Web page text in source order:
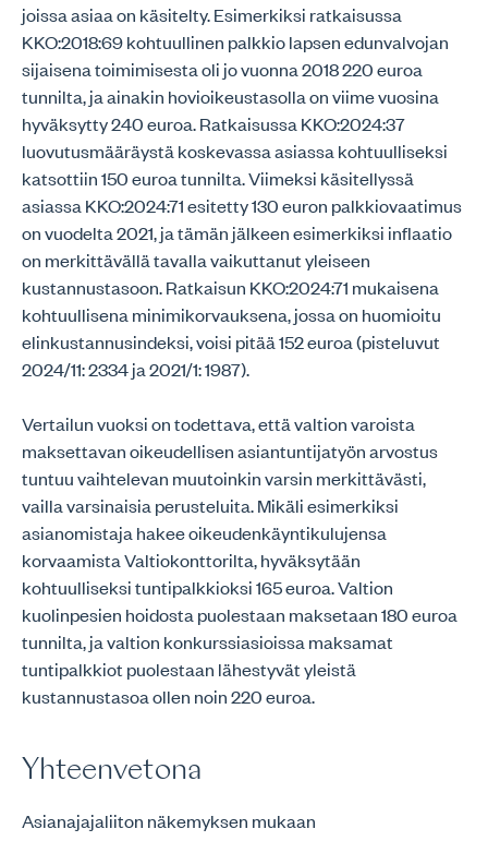
joissa asiaa on käsitelty. Esimerkiksi ratkaisussa
KKO:2018:69 kohtuullinen palkkio lapsen edunvalvojan
sijaisena toimimisesta oli jo vuonna 2018 220 euroa
tunnilta, ja ainakin hovioikeustasolla on viime vuosina
hyväksytty 240 euroa. Ratkaisussa KKO:2024:37
luovutusmääräystä koskevassa asiassa kohtuulliseksi
katsottiin 150 euroa tunnilta. Viimeksi käsitellyssä
asiassa KKO:2024:71 esitetty 130 euron palkkiovaatimus
on vuodelta 2021, ja tämän jälkeen esimerkiksi inflaatio
on merkittävällä tavalla vaikuttanut yleiseen
kustannustasoon. Ratkaisun KKO:2024:71 mukaisena
kohtuullisena minimikorvauksena, jossa on huomioitu
elinkustannusindeksi, voisi pitää 152 euroa (pisteluvut
2024/11: 2334 ja 2021/1: 1987).
Vertailun vuoksi on todettava, että valtion varoista
maksettavan oikeudellisen asiantuntijatyön arvostus
tuntuu vaihtelevan muutoinkin varsin merkittävästi,
vailla varsinaisia perusteluita. Mikäli esimerkiksi
asianomistaja hakee oikeudenkäyntikulujensa
korvaamista Valtiokonttorilta, hyväksytään
kohtuulliseksi tuntipalkkioksi 165 euroa. Valtion
kuolinpesien hoidosta puolestaan maksetaan 180 euroa
tunnilta, ja valtion konkurssiasioissa maksamat
tuntipalkkiot puolestaan lähestyvät yleistä
kustannustasoa ollen noin 220 euroa.
Yhteenvetona
Asianajajaliiton näkemyksen mukaan